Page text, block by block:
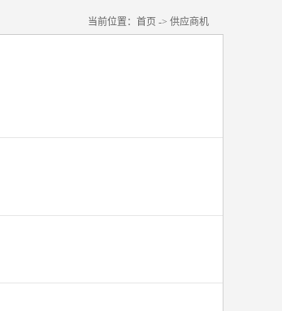
当前位置： 首页 -> 供应商机